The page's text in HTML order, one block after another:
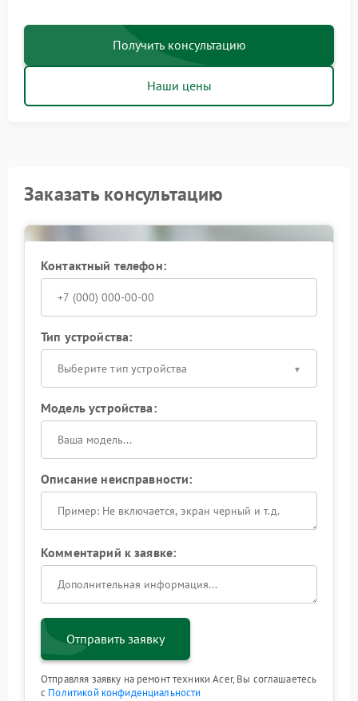
Получить консультацию
Наши цены
Заказать консультацию
Контактный телефон:
Тип устройства:
Выберите тип устройства
Модель устройства:
Описание неисправности:
Комментарий к заявке:
Отправить заявку
Отправляя заявку на ремонт техники Acer, Вы соглашаетесь
с Политикой конфиденциальности